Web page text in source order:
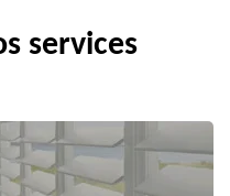
services